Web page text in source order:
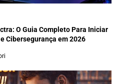
O Guia Completo Para Iniciar
Cibersegurança em 2026